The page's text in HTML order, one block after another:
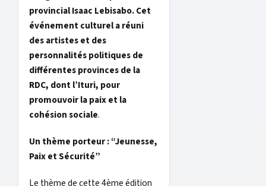
provincial Isaac Lebisabo. Cet
événement culturel a réuni
des artistes et des
personnalités politiques de
différentes provinces de la
RDC, dont l’Ituri, pour
promouvoir la paix et la
cohésion sociale.
Un thème porteur : “Jeunesse,
Paix et Sécurité”
Le thème de cette 4ème édition